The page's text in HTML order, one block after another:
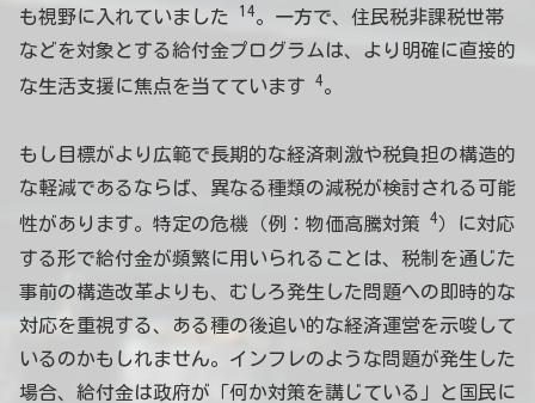
も視野に入れていました
14。一方で、住民税非課税世帯
などを対象とする給付金プログラムは、より明確に直接的
な生活支援に焦点を当てています 4。
もし目標がより広範で長期的な経済刺激や税負担の構造的
な軽減であるならば、異なる種類の減税が検討される可能
性があります。特定の危機（例：物価高騰対策 4 ）に対応
する形で給付金が頻繁に用いられることは、税制を通じた
事前の構造改革よりも、むしろ発生した問題への即時的な
対応を重視する、ある種の後追い的な経済運営を示唆して
いるのかもしれません。インフレのような問題が発生した
場合、給付金は政府が「何か対策を講じている」と国民に